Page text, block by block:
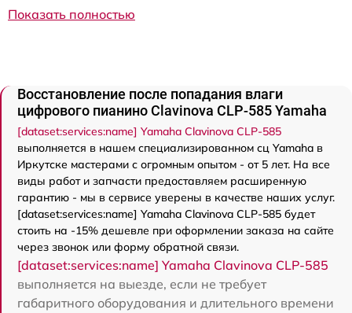
Показать полностью
Восстановление после попадания влаги
цифрового пианино Clavinova CLP-585 Yamaha
[dataset:services:name] Yamaha Clavinova CLP-585
выполняется в нашем специализированном сц Yamaha в
Иркутске мастерами с огромным опытом - от 5 лет. На все
виды работ и запчасти предоставляем расширенную
гарантию - мы в сервисе уверены в качестве наших услуг.
[dataset:services:name] Yamaha Clavinova CLP-585 будет
стоить на -15% дешевле при оформлении заказа на сайте
через звонок или форму обратной связи.
[dataset:services:name] Yamaha Clavinova CLP-585
выполняется на выезде, если не требует
габаритного оборудования и длительного времени